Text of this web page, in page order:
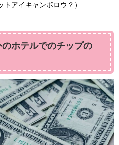
アイキャンボロウ？）
ホテルでのチップの